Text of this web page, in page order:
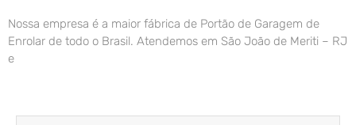
Nossa empresa é a maior fábrica de Portão de Garagem de
Enrolar de todo o Brasil. Atendemos em São João de Meriti – RJ
e